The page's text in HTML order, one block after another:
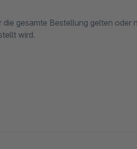
gesamte Bestellung gelten oder
wird.